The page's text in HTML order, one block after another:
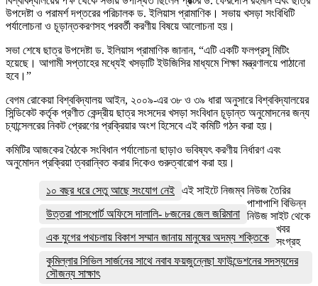
উপদেষ্টা ও পরামর্শ দপ্তরের পরিচালক ড. ইলিয়াস প্রামাণিক। সভায় খসড়া সংবিধিটি
পর্যালোচনা ও চূড়ান্তকরণসহ পরবর্তী করণীয় বিষয়ে আলোচনা হয়।
সভা শেষে ছাত্র উপদেষ্টা ড. ইলিয়াস প্রামাণিক জানান, “এটি একটি ফলপ্রসূ মিটিং
হয়েছে। আগামী সপ্তাহের মধ্যেই খসড়াটি ইউজিসির মাধ্যমে শিক্ষা মন্ত্রণালয়ে পাঠানো
হবে।”
বেগম রোকেয়া বিশ্ববিদ্যালয় আইন, ২০০৯-এর ৩৮ ও ৩৯ ধারা অনুসারে বিশ্ববিদ্যালয়ের
সিন্ডিকেট কর্তৃক প্রণীত কেন্দ্রীয় ছাত্র সংসদের খসড়া সংবিধান চূড়ান্ত অনুমোদনের জন্য
চ্যান্সেলরের নিকট প্রেরণের প্রক্রিয়ার অংশ হিসেবে এই কমিটি গঠন করা হয়।
কমিটির আজকের বৈঠকে সংবিধান পর্যালোচনা ছাড়াও ভবিষ্যৎ করণীয় নির্ধারণ এবং
অনুমোদন প্রক্রিয়া ত্বরান্বিত করার দিকেও গুরুত্বারোপ করা হয়।
১০ বছর ধরে সেতু আছে সংযোগ নেই
উত্তরা পাসপোর্ট অফিসে দালালি- ৮জনের জেল জরিমানা
এক যুগের পথচলায় বিকাশ সম্মান জানায় মানুষের অদম্য শক্তিকে
কুমিল্লার সিভিল সার্জনের সাথে নবাব ফয়জুন্নেছা ফাউন্ডেশনের সদস্যদের
সৌজন্য সাক্ষাৎ
এই সাইটে নিজম্ব নিউজ তৈরির
পাশাপাশি বিভিন্ন
নিউজ সাইট থেকে
খবর
সংগ্রহ